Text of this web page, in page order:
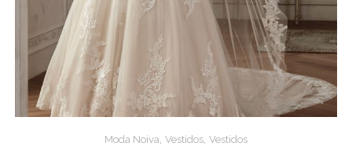
Moda Noiva, Vestidos, Vestidos